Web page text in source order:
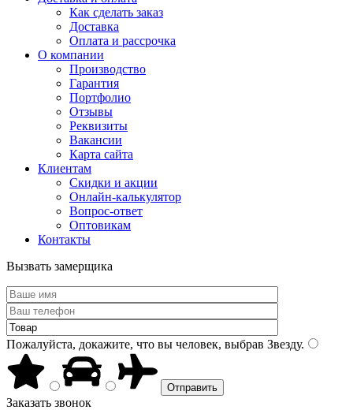
Как сделать заказ
Доставка
Оплата и рассрочка
О компании
Производство
Гарантия
Портфолио
Отзывы
Реквизиты
Вакансии
Карта сайта
Клиентам
Скидки и акции
Онлайн-калькулятор
Вопрос-ответ
Оптовикам
Контакты
Вызвать замерщика
Пожалуйста, докажите, что вы человек, выбрав Звезду.
Заказать звонок